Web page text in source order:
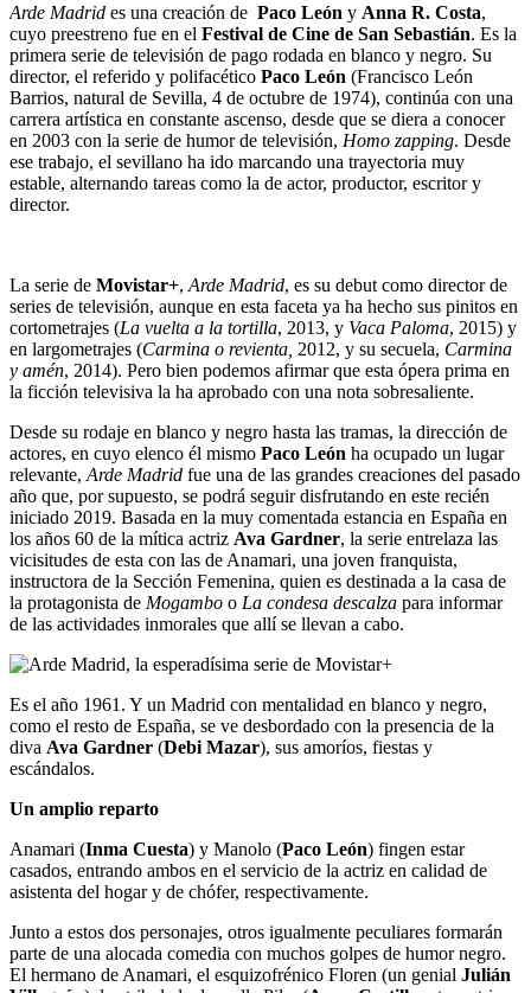
Arde Madrid es una creación de Paco León y Anna R. Costa,
cuyo preestreno fue en el Festival de Cine de San Sebastián. Es la
primera serie de televisión de pago rodada en blanco y negro. Su
director, el referido y polifacético Paco León (Francisco León
Barrios, natural de Sevilla, 4 de octubre de 1974), continúa con una
carrera artística en constante ascenso, desde que se diera a conocer
en 2003 con la serie de humor de televisión, Homo zapping. Desde
ese trabajo, el sevillano ha ido marcando una trayectoria muy
estable, alternando tareas como la de actor, productor, escritor y
director.
La serie de Movistar+, Arde Madrid, es su debut como director de
series de televisión, aunque en esta faceta ya ha hecho sus pinitos en
cortometrajes (La vuelta a la tortilla, 2013, y Vaca Paloma, 2015) y
en largometrajes (Carmina o revienta, 2012, y su secuela, Carmina
y amén, 2014). Pero bien podemos afirmar que esta ópera prima en
la ficción televisiva la ha aprobado con una nota sobresaliente.
Desde su rodaje en blanco y negro hasta las tramas, la dirección de
actores, en cuyo elenco él mismo Paco León ha ocupado un lugar
relevante, Arde Madrid fue una de las grandes creaciones del pasado
año que, por supuesto, se podrá seguir disfrutando en este recién
iniciado 2019. Basada en la muy comentada estancia en España en
los años 60 de la mítica actriz Ava Gardner, la serie entrelaza las
vicisitudes de esta con las de Anamari, una joven franquista,
instructora de la Sección Femenina, quien es destinada a la casa de
la protagonista de Mogambo o La condesa descalza para informar
de las actividades inmorales que allí se llevan a cabo.
Es el año 1961. Y un Madrid con mentalidad en blanco y negro,
como el resto de España, se ve desbordado con la presencia de la
diva Ava Gardner (Debi Mazar), sus amoríos, fiestas y
escándalos.
Un amplio reparto
Anamari (Inma Cuesta) y Manolo (Paco León) fingen estar
casados, entrando ambos en el servicio de la actriz en calidad de
asistenta del hogar y de chófer, respectivamente.
Junto a estos dos personajes, otros igualmente peculiares formarán
parte de una alocada comedia con muchos golpes de humor negro.
El hermano de Anamari, el esquizofrénico Floren (un genial Julián